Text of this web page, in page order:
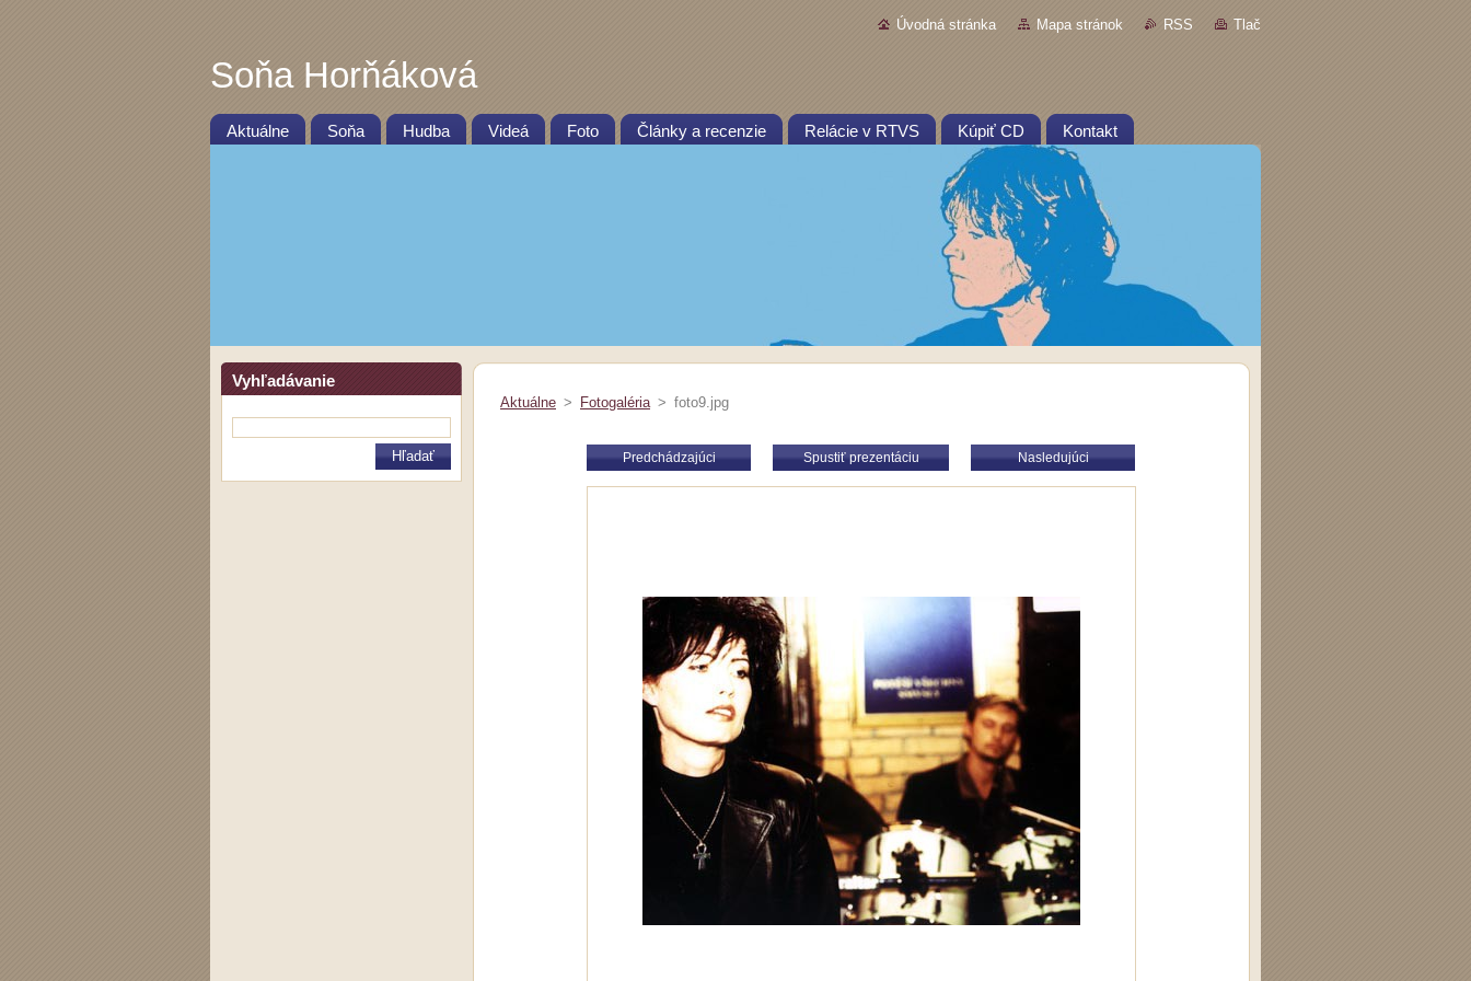
Úvodná stránka Mapa stránok RSS Tlač
Soňa Horňáková
Aktuálne Soňa Hudba Videá Foto Články a recenzie Relácie v RTVS Kúpiť CD Kontakt
Vyhľadávanie
Aktuálne > Fotogaléria > foto9.jpg
Predchádzajúci Spustiť prezentáciu Nasledujúci